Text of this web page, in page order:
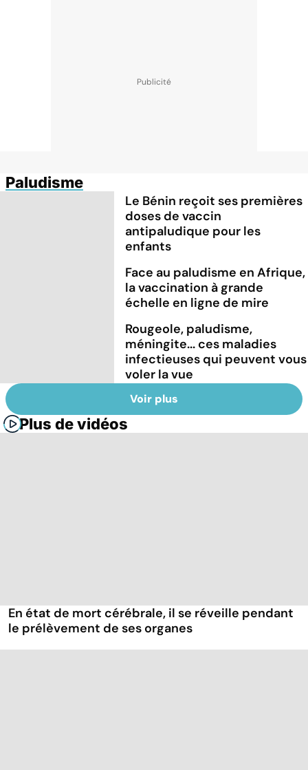
Paludisme
Le Bénin reçoit ses premières
doses de vaccin
antipaludique pour les
enfants
Face au paludisme en Afrique,
la vaccination à grande
échelle en ligne de mire
Rougeole, paludisme,
méningite... ces maladies
infectieuses qui peuvent vous
voler la vue
Voir plus
Plus de vidéos
En état de mort cérébrale, il se réveille pendant
le prélèvement de ses organes